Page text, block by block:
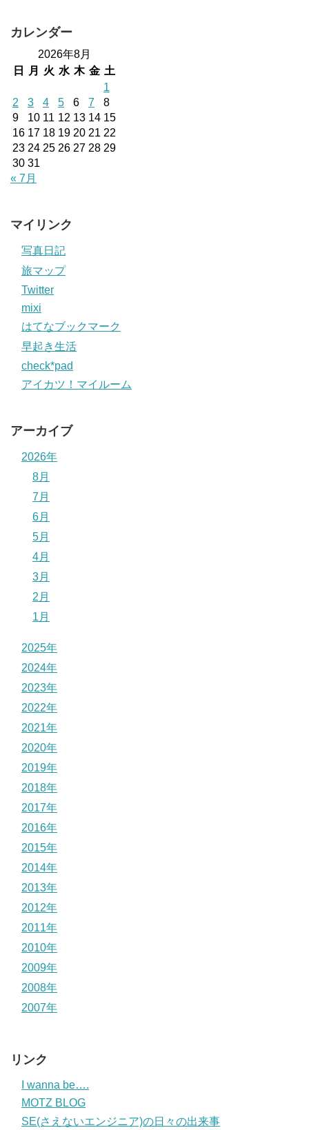
カレンダー
2026年8月
日
月 火 水 木 金 土
1
2
3 4 5 6 7
8
9
10 11 12 13 14 15
16 17 18 19 20 21 22
23 24 25 26 27 28 29
30 31
« 7月
マイリンク
写真日記
旅マップ
Twitter
mixi
はてなブックマーク
早起き生活
check*pad
アイカツ！マイルーム
アーカイブ
2026年
8月
7月
6月
5月
4月
3月
2月
1月
2025年
2024年
2023年
2022年
2021年
2020年
2019年
2018年
2017年
2016年
2015年
2014年
2013年
2012年
2011年
2010年
2009年
2008年
2007年
リンク
I wanna be….
MOTZ BLOG
SE(さえないエンジニア)の日々の出来事